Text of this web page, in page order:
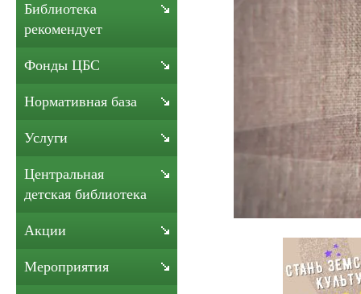
Библиотека
рекомендует
Фонды ЦБС
Нормативная база
Услуги
Центральная
детская библиотека
Акции
Мероприятия